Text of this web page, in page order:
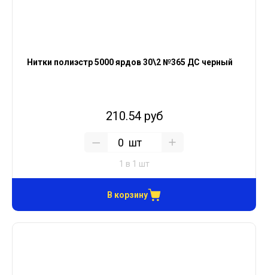
Нитки полиэстр 5000 ярдов 30\2 №365 ДС черный
210.54 руб
шт
1 в 1 шт
В корзину